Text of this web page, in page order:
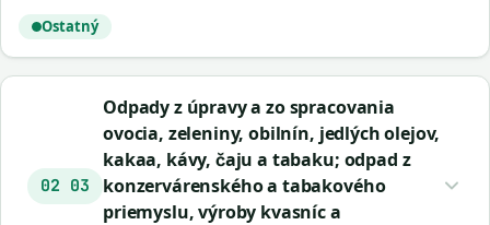
Ostatný
02 03
Odpady z úpravy a zo spracovania
ovocia, zeleniny, obilnín, jedlých olejov,
kakaa, kávy, čaju a tabaku; odpad z
konzervárenského a tabakového
priemyslu, výroby kvasníc a